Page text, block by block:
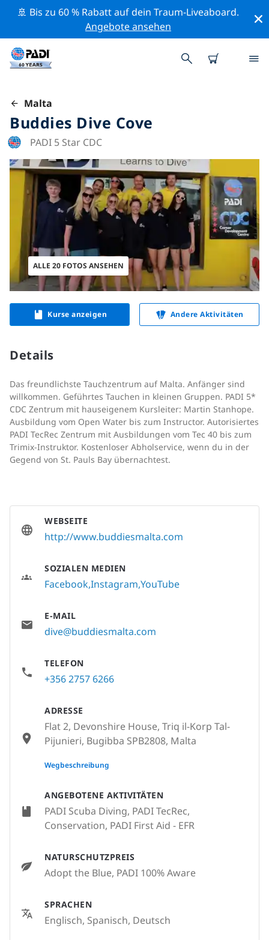
🚢 Bis zu 60 % Rabatt auf dein Traum-Liveaboard.
Angebote ansehen
Malta
Buddies Dive Cove
PADI 5 Star CDC
ALLE 20 FOTOS ANSEHEN
Kurse anzeigen Andere Aktivitäten
Details
Das freundlichste Tauchzentrum auf Malta. Anfänger sind
willkommen. Geführtes Tauchen in kleinen Gruppen. PADI 5*
CDC Zentrum mit hauseigenem Kursleiter: Martin Stanhope.
Ausbildung vom Open Water bis zum Instructor. Autorisiertes
PADI TecRec Zentrum mit Ausbildungen vom Tec 40 bis zum
Trimix-Instruktor. Kostenloser Abholservice, wenn du in der
Gegend von St. Pauls Bay übernachtest.
ANGEBOTENE AKTIVITÄTEN
PADI Scuba Diving, PADI TecRec,
Conservation, PADI First Aid - EFR
NATURSCHUTZPREIS
Adopt the Blue, PADI 100% Aware
SPRACHEN
Englisch, Spanisch, Deutsch
WEBSEITE
http://www.buddiesmalta.com
SOZIALEN MEDIEN
FacebookInstagram YouTube
E-MAIL
dive@buddiesmalta.com
TELEFON
+356 2757 6266
ADRESSE
Flat 2, Devonshire House, Triq il-Korp Tal-
Pijunieri, Bugibba SPB2808, Malta
None
Wegbeschreibung